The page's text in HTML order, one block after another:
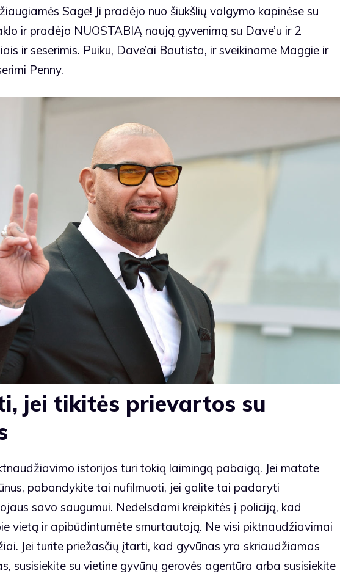
Sage! Ji pradėjo nuo šiukšlių valgymo kapinėse su
ir pradėjo NUOSTABIĄ naują gyvenimą su Dave’u ir 2
ir seserimis. Puiku, Dave’ai Bautista, ir sveikiname Maggie ir
Penny.
jei tikitės prievartos su
istorijos turi tokią laimingą pabaigą. Jei matote
pabandykite tai nufilmuoti, jei galite tai padaryti
savo saugumui. Nedelsdami kreipkitės į policiją, kad
vietą ir apibūdintumėte smurtautoją. Ne visi piktnaudžiavimai
Jei turite priežasčių įtarti, kad gyvūnas yra skriaudžiamas
susisiekite su vietine gyvūnų gerovės agentūra arba susisiekite